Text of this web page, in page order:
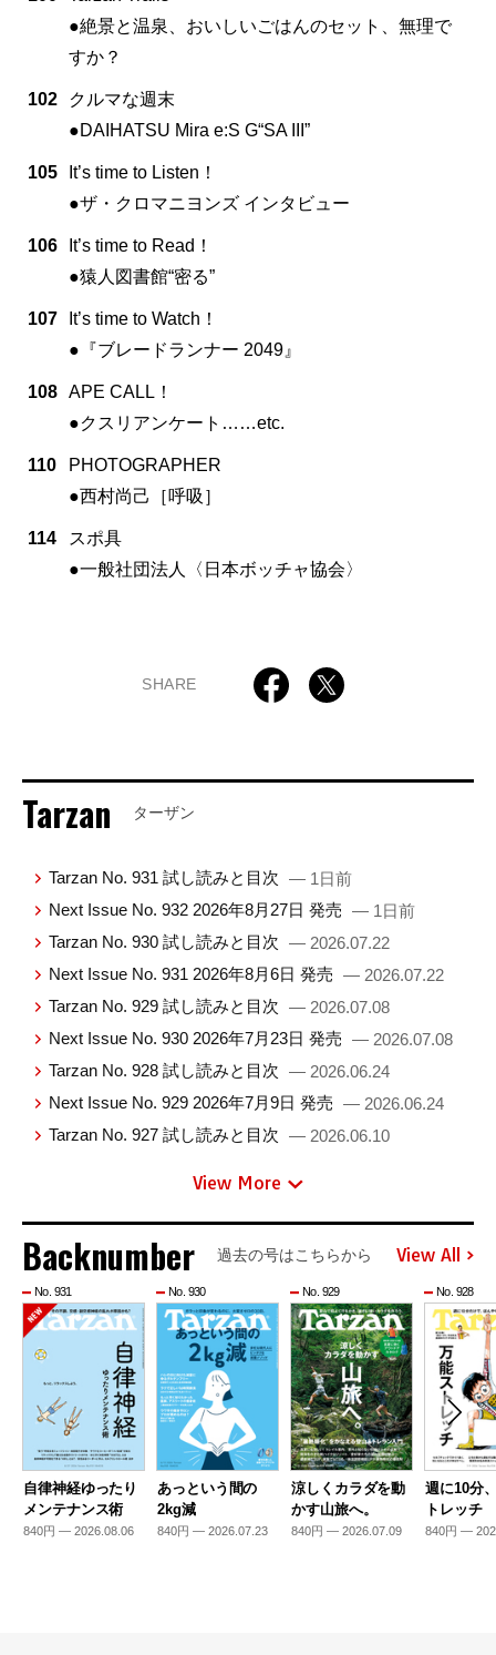
●絶景と温泉、おいしいごはんのセット、無理で
すか？
102
クルマな週末
●DAIHATSU Mira e:S G“SA III”
105
It’s time to Listen！
●ザ・クロマニヨンズ インタビュー
106
It’s time to Read！
●猿人図書館“密る”
107
It’s time to Watch！
●『ブレードランナー 2049』
108 APE CALL！
●クスリアンケート……etc.
110
PHOTOGRAPHER
●西村尚己［呼吸］
114
スポ具
●一般社団法人〈日本ボッチャ協会〉
SHARE
Tarzan ターザン
Tarzan No. 931 試し読みと目次 — 1日前
Next Issue No. 932 2026年8月27日 発売 — 1日前
Tarzan No. 930 試し読みと目次 — 2026.07.22
Next Issue No. 931 2026年8月6日 発売 — 2026.07.22
Tarzan No. 929 試し読みと目次 — 2026.07.08
Next Issue No. 930 2026年7月23日 発売 — 2026.07.08
Tarzan No. 928 試し読みと目次 — 2026.06.24
Next Issue No. 929 2026年7月9日 発売 — 2026.06.24
Tarzan No. 927 試し読みと目次 — 2026.06.10
View More
Backnumber 過去の号はこちらから View All
No. 931
自律神経ゆったり
メンテナンス術
840円 — 2026.08.06
No. 930
あっという間の
2kg減
840円 — 2026.07.23
No. 929
涼しくカラダを動
かす山旅へ。
840円 — 2026.07.09
No. 928
週に10分
トレッチ
840円 —